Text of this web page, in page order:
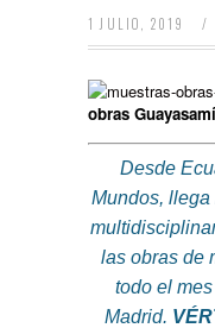
1 JULIO, 2019 /
obras
Desde
Mundos,
las obras de
todo el
Madrid.